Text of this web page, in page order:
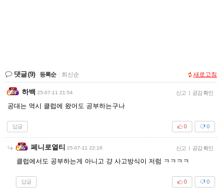
댓글(9) 등록순 최신순 새로고침
하백 25-07-11 21:54 신고 | 공감 확인
공대는 역시 클럽에 왔어도 공부하는구나
답글 0
0
페니로열티 25-07-11 22:16 신고 | 공감 확인
클럽에서도 공부하는게 아니고 걍 사고방식이 저럼 ㅋㅋㅋㅋ
답글 0
0